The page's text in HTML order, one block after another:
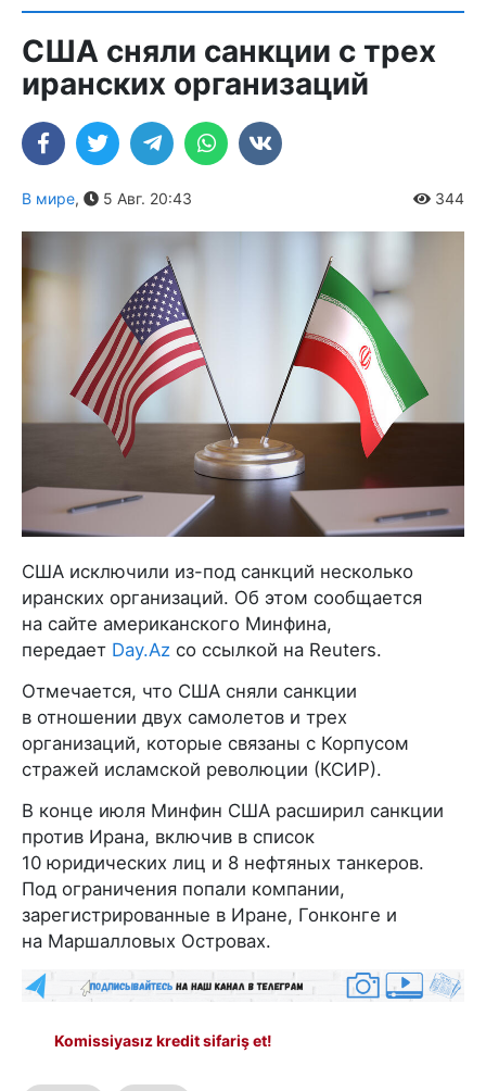
США сняли санкции с трех
иранских организаций
В мире, 5 Авг. 20:43 344
США исключили из-под санкций несколько
иранских организаций. Об этом сообщается
на сайте американского Минфина,
передает Day.Az со ссылкой на Reuters.
Отмечается, что США сняли санкции
в отношении двух самолетов и трех
организаций, которые связаны с Корпусом
стражей исламской революции (КСИР).
В конце июля Минфин США расширил санкции
против Ирана, включив в список
10 юридических лиц и 8 нефтяных танкеров.
Под ограничения попали компании,
зарегистрированные в Иране, Гонконге и
на Маршалловых Островах.
Komissiyasız kredit sifariş et!